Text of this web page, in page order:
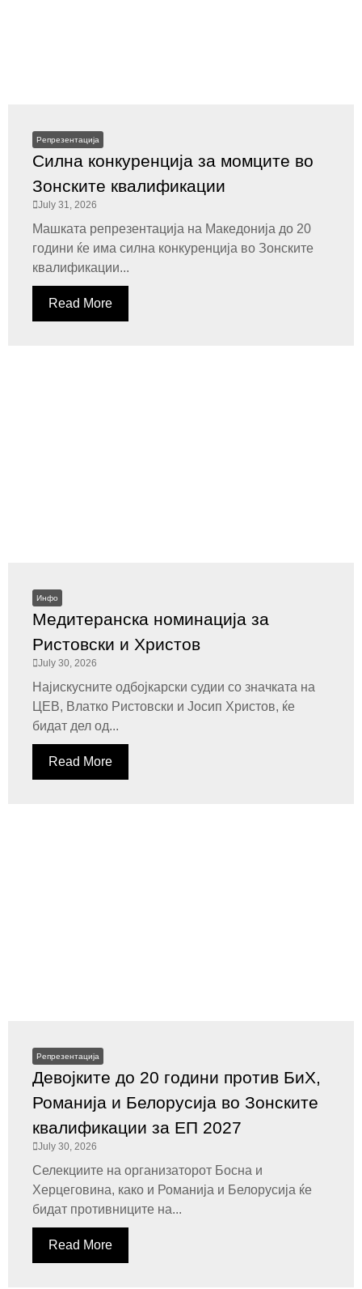
Репрезентација
Силна конкуренција за момците во
Зонските квалификации
July 31, 2026
Машката репрезентација на Македонија до 20
години ќе има силна конкуренција во Зонските
квалификации...
Read More
Инфо
Медитеранска номинација за
Ристовски и Христов
July 30, 2026
Најискусните одбојкарски судии со значката на
ЦЕВ, Влатко Ристовски и Јосип Христов, ќе
бидат дел од...
Read More
Репрезентација
Девојките до 20 години против БиХ,
Романија и Белорусија во Зонските
квалификации за ЕП 2027
July 30, 2026
Селекциите на организаторот Босна и
Херцеговина, како и Романија и Белорусија ќе
бидат противниците на...
Read More